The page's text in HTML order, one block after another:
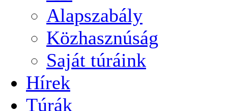
Alapszabály
Közhasznúság
Saját túráink
Hírek
Túrák